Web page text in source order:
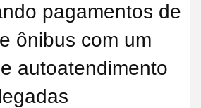
pagamentos de
ônibus com um
autoatendimento